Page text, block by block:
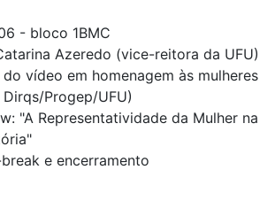
- bloco 1BMC
Azeredo (vice-reitora da UFU)
vídeo em homenagem às mulheres
Progep/UFU)
"A Representatividade da Mulher na
e encerramento